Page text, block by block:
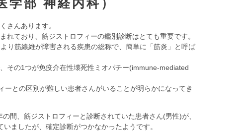
学部 神経内科）
さんあります。
ており、筋ジストロフィーの鑑別診断はとても重要です。
り筋線維が障害される疾患の総称で、簡単に「筋炎」と呼ば
その1つが免疫介在性壊死性ミオパチー(immune-mediated
との区別が難しい患者さんがいることが明らかになってき
間、筋ジストロフィーと診断されていた患者さん(男性)が、
ましたが、確定診断がつかなかったようです。